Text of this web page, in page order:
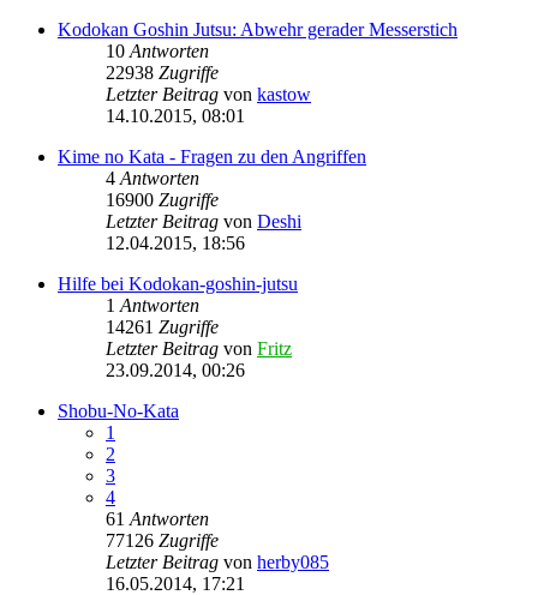
Kodokan Goshin Jutsu: Abwehr gerader Messerstich
10 Antworten
22938 Zugriffe
Letzter Beitrag von kastow
14.10.2015, 08:01
Kime no Kata - Fragen zu den Angriffen
4 Antworten
16900 Zugriffe
Letzter Beitrag von Deshi
12.04.2015, 18:56
Hilfe bei Kodokan-goshin-jutsu
1 Antworten
14261 Zugriffe
Letzter Beitrag von Fritz
23.09.2014, 00:26
Shobu-No-Kata
1
2
3
4
61 Antworten
77126 Zugriffe
Letzter Beitrag von herby085
16.05.2014, 17:21